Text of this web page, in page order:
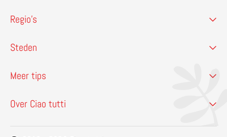
Regio’s
Steden
Meer tips
Over Ciao tutti